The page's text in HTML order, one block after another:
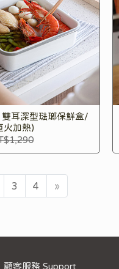
雙耳深型琺瑯保鮮盒/
火加熱)
3 4 »
顧客服務 Support